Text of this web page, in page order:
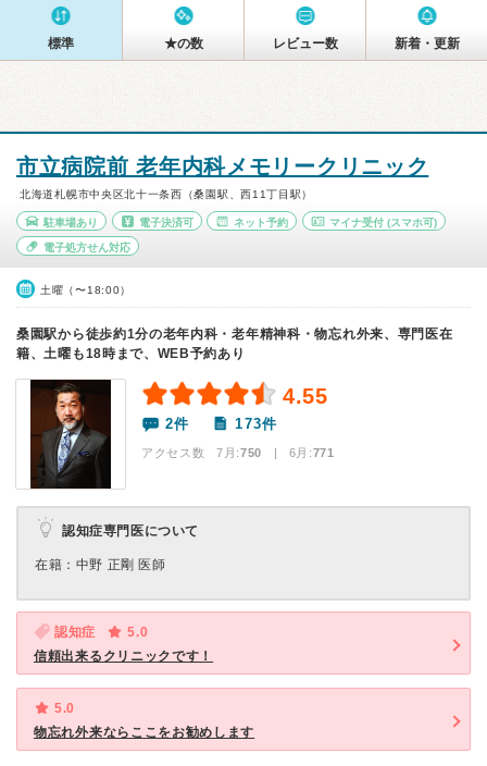
標準 ★の数 レビュー数 新着・更新
市立病院前 老年内科メモリークリニック
北海道札幌市中央区北十一条西（桑園駅、西11丁目駅）
駐車場あり 電子決済可 ネット予約 マイナ受付 (スマホ可)
電子処方せん対応
土曜（〜18:00）
桑園駅から徒歩約1分の老年内科・老年精神科・物忘れ外来、専門医在
籍、土曜も18時まで、WEB予約あり
4.55
2件 173件
アクセス数 7月:750 | 6月:771
認知症専門医について
在籍：中野 正剛 医師
認知症
5.0
信頼出来るクリニックです！
5.0
物忘れ外来ならここをお勧めします